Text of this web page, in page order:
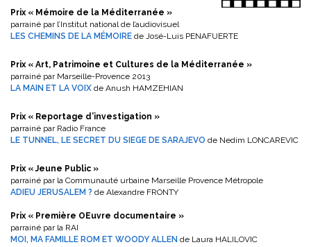
Prix « Mémoire de la Méditerranée »
parrainé par l’Institut national de l’audiovisuel
LES CHEMINS DE LA MÉMOIRE de José-Luis PENAFUERTE
Prix « Art, Patrimoine et Cultures de la Méditerranée »
parrainé par Marseille-Provence 2013
LA MAIN ET LA VOIX de Anush HAMZEHIAN
Prix « Reportage d’investigation »
parrainé par Radio France
LE TUNNEL, LE SECRET DU SIEGE DE SARAJEVO de Nedim LONCAREVIC
Prix « Jeune Public »
parrainé par la Communauté urbaine Marseille Provence Métropole
ADIEU JERUSALEM ? de Alexandre FRONTY
Prix « Première OEuvre documentaire »
parrainé par la RAI
MOI, MA FAMILLE ROM ET WOODY ALLEN de Laura HALILOVIC